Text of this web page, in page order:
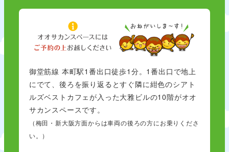
御堂筋線 本町駅1番出口徒歩1分。1番出口で地上
にでて、後ろを振り返るとすぐ隣に紺色のシアト
ルズベストカフェが入った大雅ビルの10階がオオ
サカンスペースです。
（梅田・新大阪方面からは車両の後ろの方にお乗りくださ
い。）